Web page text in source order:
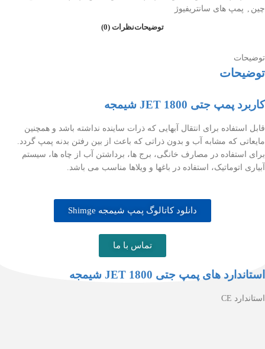
چین
پمپ های سانتریفیوژ
توضیحاتنظرات (0)
توضیحات
توضیحات
کاربرد پمپ جتی JET 1800 شیمجه
قابل استفاده برای انتقال آبهایی که ذرات ساینده نداشته باشد و همچنین
مایعاتی که مشابه آب و بدون ذراتی که باعث از بین رفتن بدنه پمپ گردد.
برای استفاده در مصارف خانگی، برج ها، برداشتن آب از چاه ها، سیستم
آبیاری اتوماتیک، استفاده در باغها و ویلاها مناسب می باشد.
دانلود کاتالوگ پمپ شیمجه Shimge
تماس با ما
استاندارد های پمپ جتی JET 1800 شیمجه
استاندارد CE